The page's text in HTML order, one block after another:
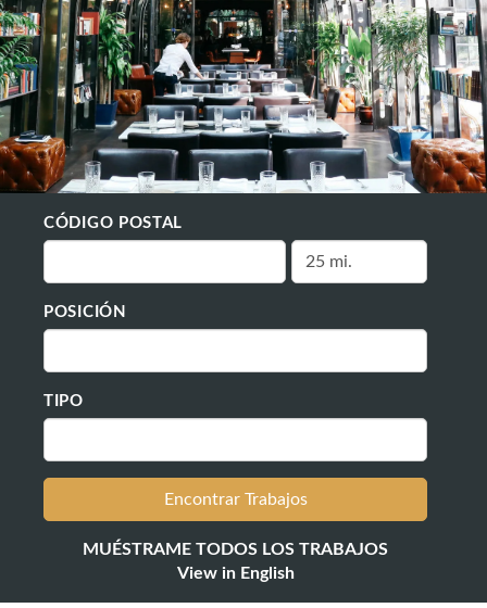
CÓDIGO POSTAL
POSICIÓN
TIPO
MUÉSTRAME TODOS LOS TRABAJOS
View in English